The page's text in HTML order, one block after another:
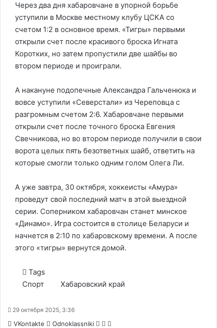
Через два дня хабаровчане в упорной борьбе
уступили в Москве местному клубу ЦСКА со
счетом 1:2 в основное время. «Тигры» первыми
открыли счет после красивого броска Игната
Коротких, но затем пропустили две шайбы во
втором периоде и проиграли.
А накануне подопечные Александра Гальченюка и
вовсе уступили «Северстали» из Череповца с
разгромным счетом 2:6. Хабаровчане первыми
открыли счет после точного броска Евгения
Свечникова, но во втором периоде получили в свои
ворота целых пять безответных шайб, ответить на
которые смогли только одним голом Олега Ли.
А уже завтра, 30 октября, хоккеисты «Амура»
проведут свой последний матч в этой выездной
серии. Соперником хабаровчан станет минское
«Динамо». Игра состоится в столице Беларуси и
начнется в 2:10 по хабаровскому времени. А после
этого «тигры» вернутся домой.
Tags
Спорт
Хабаровский край
29 октября 2025, 3:36
VKontakte Odnoklassniki WhatsApp
Telegram